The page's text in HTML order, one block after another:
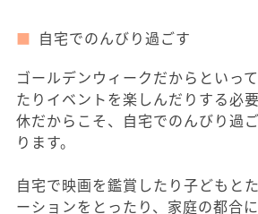
自宅でのんびり過ごす
ゴールデンウィークだからといっ
たりイベントを楽しんだりする必
休だからこそ、自宅でのんびり過
ります。
自宅で映画を鑑賞したり子どもと
ーションをとったり、家庭の都合